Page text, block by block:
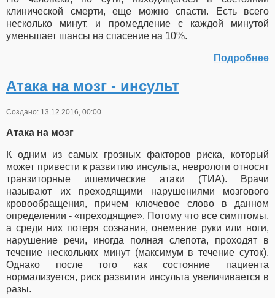
клинической смерти, еще можно спасти. Есть всего
несколько минут, и промедление с каждой минутой
уменьшает шансы на спасение на 10%.
Подробнее
Атака на мозг - инсульт
Создано: 13.12.2016, 00:00
Атака на мозг
К одним из самых грозных факторов риска, который
может привести к развитию инсульта, неврологи относят
транзиторные ишемические атаки (ТИА). Врачи
называют их преходящими нарушениями мозгового
кровообращения, причем ключевое слово в данном
определении - «преходящие». Потому что все симптомы,
а среди них потеря сознания, онемение руки или ноги,
нарушение речи, иногда полная слепота, проходят в
течение нескольких минут (максимум в течение суток).
Однако после того как состояние пациента
нормализуется, риск развития инсульта увеличивается в
разы.